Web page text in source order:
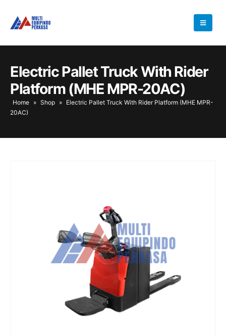
Electric Pallet Truck With Rider
Platform (MHE MPR-20AC)
Home » Shop » Electric Pallet Truck With Rider Platform (MHE MPR-
20AC)